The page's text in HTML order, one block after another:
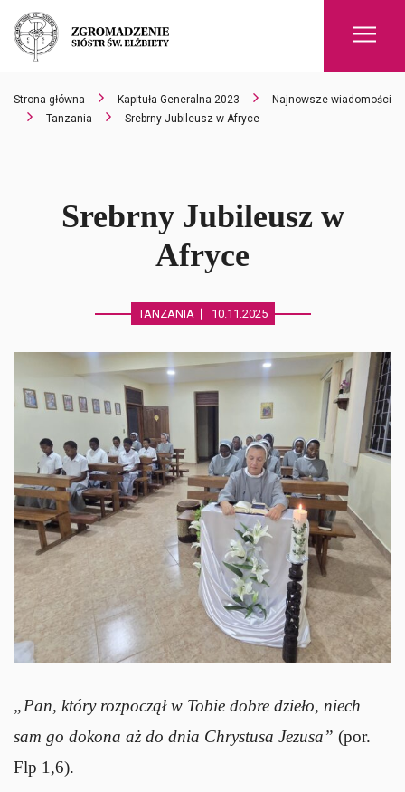
Strona główna Kapituła Generalna 2023
Najnowsze wiadomości
Tanzania
Srebrny Jubileusz w Afryce
Srebrny Jubileusz w
Afryce
TANZANIA 10.11.2025
„Pan, który rozpoczął w Tobie dobre dzieło, niech
sam go dokona aż do dnia Chrystusa Jezusa” (por.
Flp 1,6).